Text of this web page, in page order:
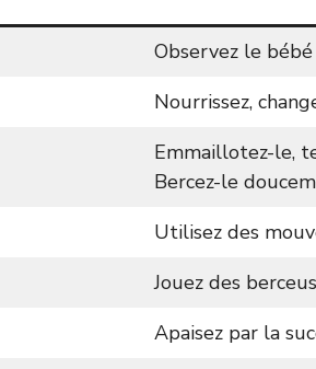
Observez le
Nourrissez,
Emmaillotez-le,
Bercez-le
Utilisez des
Jouez des
Apaisez par la